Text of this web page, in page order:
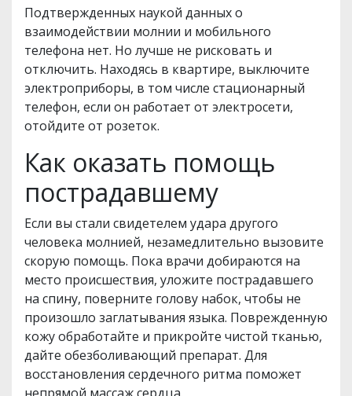
Подтвержденных наукой данных о
взаимодействии молнии и мобильного
телефона нет. Но лучше не рисковать и
отключить. Находясь в квартире, выключите
электроприборы, в том числе стационарный
телефон, если он работает от электросети,
отойдите от розеток.
Как оказать помощь
пострадавшему
Если вы стали свидетелем удара другого
человека молнией, незамедлительно вызовите
скорую помощь. Пока врачи добираются на
место происшествия, уложите пострадавшего
на спину, поверните голову набок, чтобы не
произошло заглатывания языка. Поврежденную
кожу обработайте и прикройте чистой тканью,
дайте обезболивающий препарат. Для
восстановления сердечного ритма поможет